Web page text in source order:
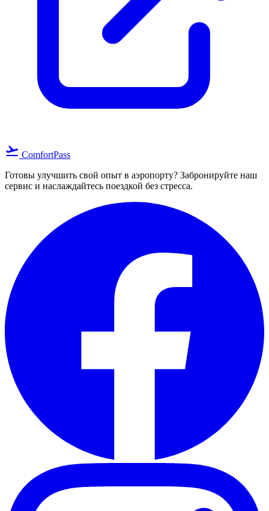
flight_takeoff ComfortPass
Готовы улучшить свой опыт в аэропорту? Забронируйте наш
сервис и наслаждайтесь поездкой без стресса.